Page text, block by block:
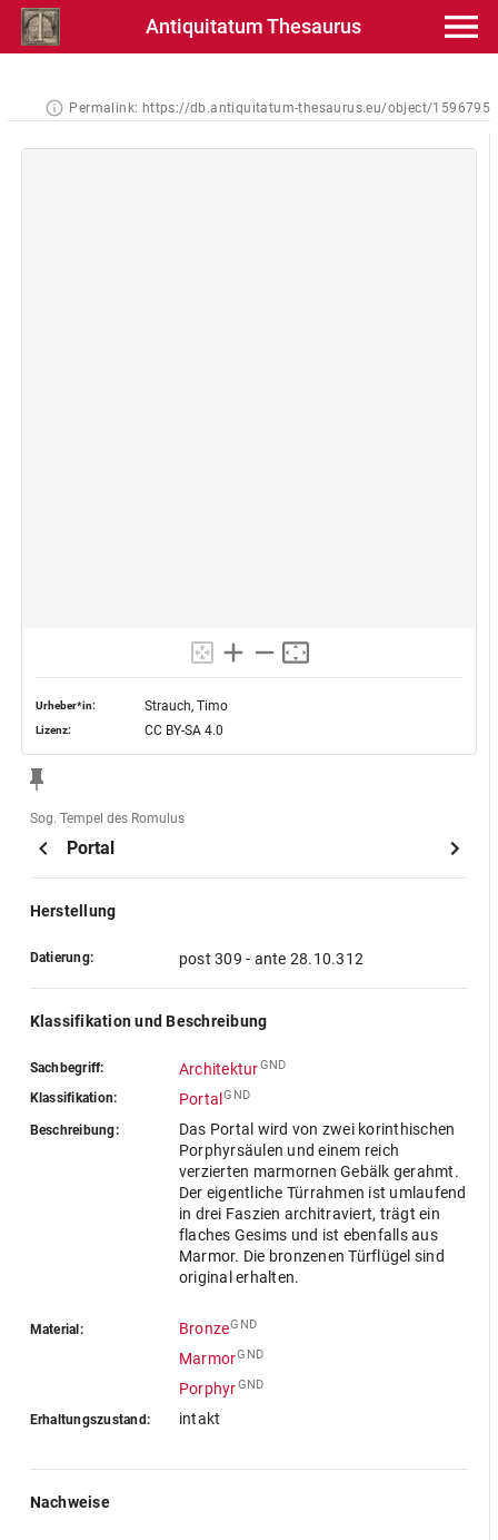
Antiquitatum Thesaurus
Permalink: https://db.antiquitatum-thesaurus.eu/object/1596795
Urheber*in: Strauch, Timo
Lizenz: CC BY-SA 4.0
Sog. Tempel des Romulus
Portal
Herstellung
Datierung: post 309 - ante 28.10.312
Klassifikation und Beschreibung
Sachbegriff: ArchitekturGND
Klassifikation: Portal GND
Beschreibung:
Das Portal wird von zwei korinthischen
Porphyrsäulen und einem reich
verzierten marmornen Gebälk gerahmt.
Der eigentliche Türrahmen ist umlaufend
in drei Faszien architraviert, trägt ein
flaches Gesims und ist ebenfalls aus
Marmor. Die bronzenen Türflügel sind
original erhalten.
Material: BronzeGND
MarmorGND
PorphyrGND
Erhaltungszustand: intakt
Nachweise